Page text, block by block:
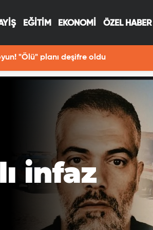
EĞİTİM EKONOMİ ÖZEL HABER
Havva öldü
infaz